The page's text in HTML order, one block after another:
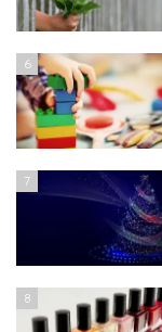
6
7
8